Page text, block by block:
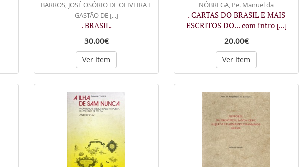
BARROS, JOSÉ OSÓRIO DE OLIVEIRA E
GASTÃO DE [...]
. BRASIL.
30.00€
Ver Item
NÓBREGA, Pe. Manuel da
. CARTAS DO BRASIL E MAIS
ESCRITOS DO... com intro [...]
20.00€
Ver Item